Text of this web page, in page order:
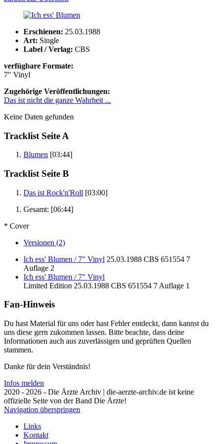
Erschienen: 25.03.1988
Art: Single
Label / Verlag: CBS
verfügbare Formate:
7" Vinyl
Zugehörige Veröffentlichungen:
Das ist nicht die ganze Wahrheit ...
Keine Daten gefunden
Tracklist Seite A
Blumen [03:44]
Tracklist Seite B
Das ist Rock'n'Roll [03:00]
Gesamt: [06:44]
* Cover
Versionen (2)
Ich ess' Blumen / 7" Vinyl 25.03.1988 CBS 651554 7
Auflage 2
Ich ess' Blumen / 7" Vinyl
Limited Edition 25.03.1988 CBS 651554 7 Auflage 1
Fan-Hinweis
Du hast Material für uns oder hast Fehler entdeckt, dann kannst du
uns diese gern zukommen lassen. Bitte beachte, dass deine
Informationen auch aus zuverlässigen und geprüften Quellen
stammen.
Danke für dein Verständnis!
Infos melden
2020 - 2026 - Die Ärzte Archiv | die-aerzte-archiv.de ist keine
offizielle Seite von der Band Die Ärzte!
Navigation überspringen
Links
Kontakt